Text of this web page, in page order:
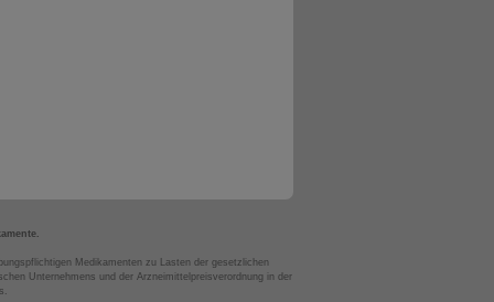
Medikamenten zu Lasten der gesetzlichen
Unternehmens und der Arzneimittelpreisverordnung in der